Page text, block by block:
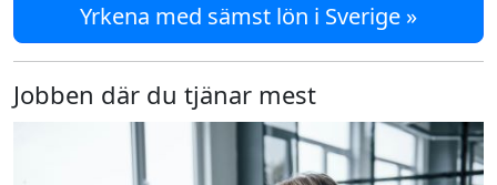
Yrkena med sämst lön i Sverige »
Jobben där du tjänar mest